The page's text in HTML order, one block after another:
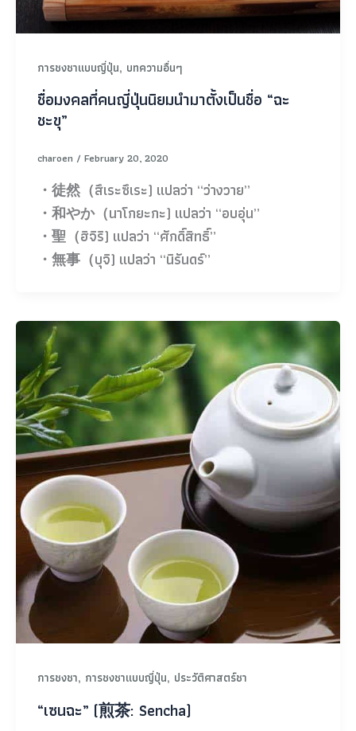
การชงชาแบบญี่ปุ่น, บทความอื่นๆ
ชื่อมงคลที่คนญี่ปุ่นนิยมนำมาตั้งเป็นชื่อ “ฉะ
ชะขุ”
charoen / February 20, 2020
・徒然（สึเระซึเระ) แปลว่า “ว่างวาย”
・和やか（นาโกยะกะ) แปลว่า “อบอุ่น”
・聖（ฮิจิริ) แปลว่า “ศักดิ์สิทธิ์”
・無事（บุจิ) แปลว่า “นิรันดร์”
การชงชา, การชงชาแบบญี่ปุ่น, ประวัติศาสตร์ชา
“เซนฉะ” (煎茶: Sencha)